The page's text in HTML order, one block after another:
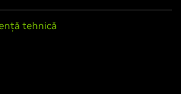
tehnică